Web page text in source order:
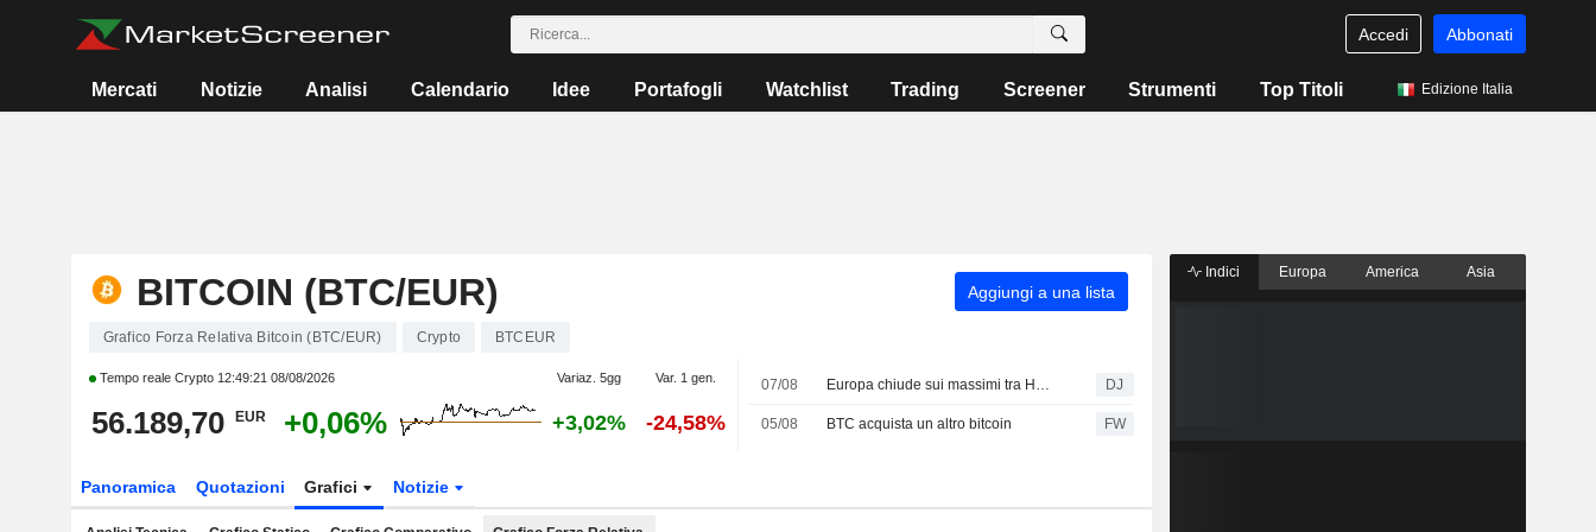
Accedi Abbonati
Mercati Notizie Analisi Calendario Idee Portafogli Watchlist Trading Screener Strumenti Top Titoli Edizione Italia
BITCOIN (BTC/EUR) Aggiungi a una lista
Grafico Forza Relativa Bitcoin (BTC/EUR) Crypto BTCEUR
Tempo reale Crypto 12:49:21 08/08/2026 Variaz. 5gg Var. 1 gen.
56.189,70 EUR +0,06% +3,02% -24,58%
07/08 Europa chiude sui massimi tra Hormuz e dati, a Milano (+0,06%) corre il tech DJ
05/08 BTC acquista un altro bitcoin FW
Panoramica Quotazioni Grafici Notizie
Indici Europa America Asia